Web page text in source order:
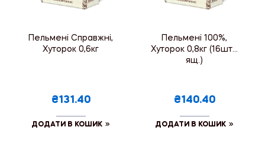
Пельмені Справжні,
Хуторок 0,6кг
₴131.40
ДОДАТИ В КОШИК
Пельмені 100%,
Хуторок 0,8кг (16шт./
ящ.)
₴140.40
ДОДАТИ В КОШИК